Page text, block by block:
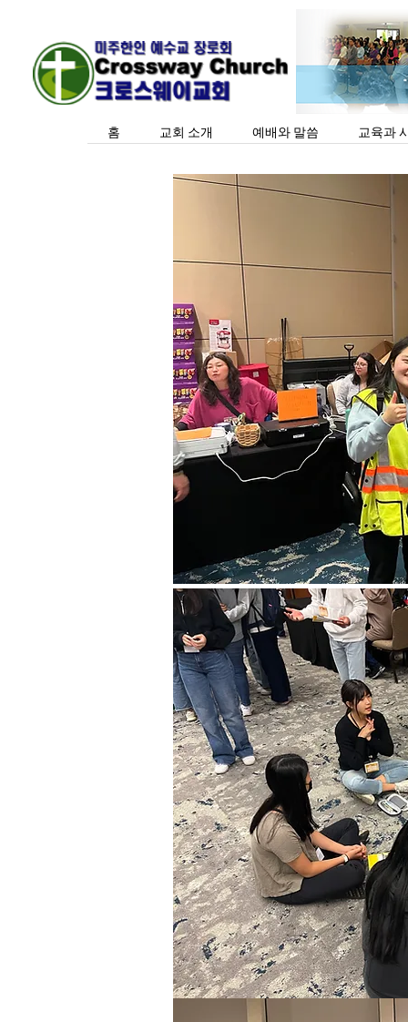
홈 교회 소개 예배와 말씀 교육과